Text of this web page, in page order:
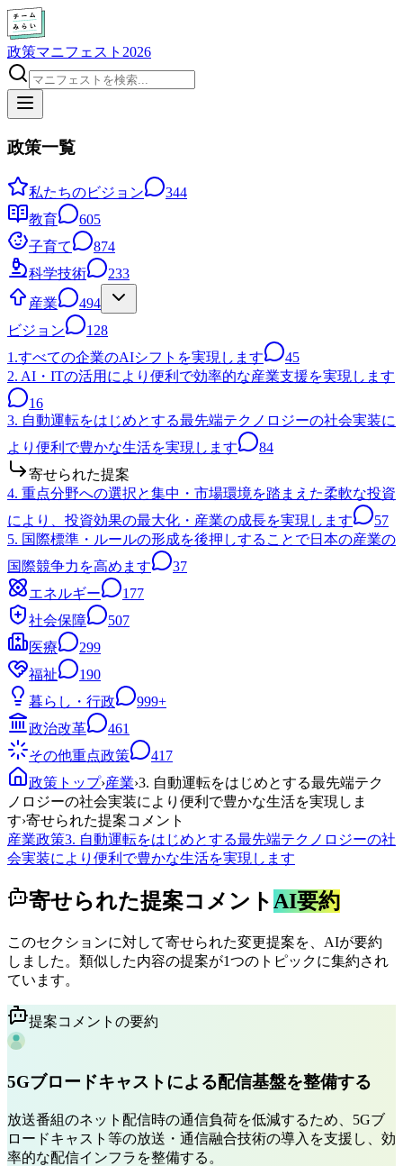
政策マニフェスト2026
政策一覧
私たちのビジョン
344
教育
605
子育て
874
科学技術
233
産業
494
ビジョン
128
1.すべての企業のAIシフトを実現します
45
2. AI・ITの活用により便利で効率的な産業支援を実現します
16
3. 自動運転をはじめとする最先端テクノロジーの社会実装に
より便利で豊かな生活を実現します
84
寄せられた提案
4. 重点分野への選択と集中・市場環境を踏まえた柔軟な投資
により、投資効果の最大化・産業の成長を実現します
57
5. 国際標準・ルールの形成を後押しすることで日本の産業の
国際競争力を高めます
37
エネルギー
177
社会保障
507
医療
299
福祉
190
暮らし・行政
999+
政治改革
461
その他重点政策
417
政策トップ›産業›3. 自動運転をはじめとする最先端テク
ノロジーの社会実装により便利で豊かな生活を実現しま
す›寄せられた提案コメント
産業政策3. 自動運転をはじめとする最先端テクノロジーの社
会実装により便利で豊かな生活を実現します
寄せられた提案コメントAI要約
このセクションに対して寄せられた変更提案を、AIが要約
しました。類似した内容の提案が1つのトピックに集約され
ています。
提案コメントの要約
5Gブロードキャストによる配信基盤を整備する
放送番組のネット配信時の通信負荷を低減するため、5Gブ
ロードキャスト等の放送・通信融合技術の導入を支援し、効
率的な配信インフラを整備する。